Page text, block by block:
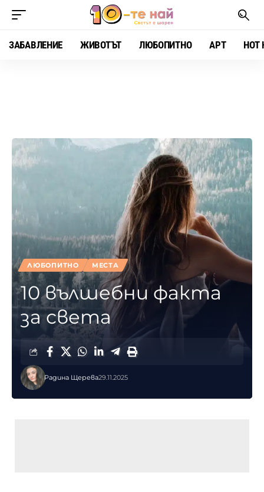
ЗАБАВЛЕНИЕ ЖИВОТЪТ ЛЮБОПИТНО АРТ HOT
ЛЮБОПИТНО МЕСТА
10 вълшебни факта
за света
Радина Щерева29.11.2025